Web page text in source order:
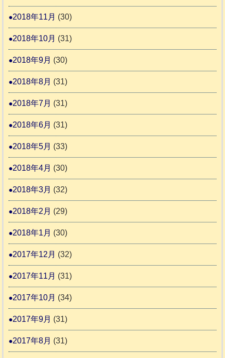
2018年11月 (30)
2018年10月 (31)
2018年9月 (30)
2018年8月 (31)
2018年7月 (31)
2018年6月 (31)
2018年5月 (33)
2018年4月 (30)
2018年3月 (32)
2018年2月 (29)
2018年1月 (30)
2017年12月 (32)
2017年11月 (31)
2017年10月 (34)
2017年9月 (31)
2017年8月 (31)